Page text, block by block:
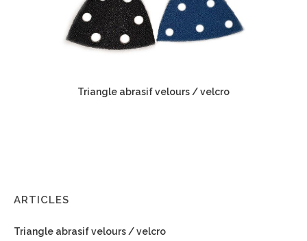
Triangle abrasif velours / velcro
ARTICLES
Triangle abrasif velours / velcro